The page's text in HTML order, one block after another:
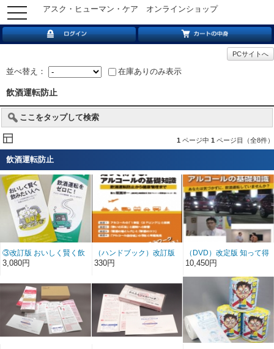
アスク・ヒューマン・ケア オンラインショップ
toggle
navigation
PCサイトへ
並べ替え： 在庫ありのみ表示
飲酒運転防止
ここをタップして検索
1 ページ中 1 ページ目（全8件）
飲酒運転防止
③改訂版 おいしく賢く飲
みたい人へ／飲酒運転を
3,080円
（ハンドブック）改訂版
「知って得する！アルコ
330円
（DVD）改定版 知って得
する！アルコールの基礎
10,450円